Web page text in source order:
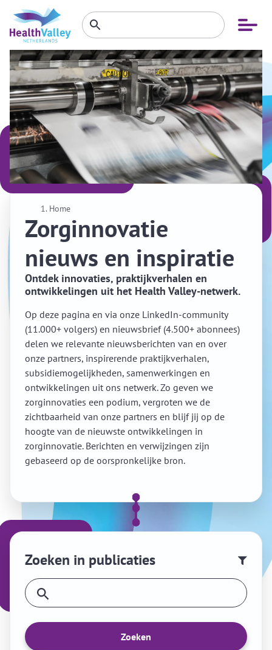
Open
menu
Zoeken
binnen
website
Zoeken
Home
Zorginnovatie
nieuws en inspiratie
Ontdek innovaties, praktijkverhalen en
ontwikkelingen uit het Health Valley-netwerk.
Op deze pagina en via onze LinkedIn-community
(11.000+ volgers) en nieuwsbrief (4.500+ abonnees)
delen we relevante nieuwsberichten van en over
onze partners, inspirerende praktijkverhalen,
subsidiemogelijkheden, samenwerkingen en
ontwikkelingen uit ons netwerk. Zo geven we
zorginnovaties een podium, vergroten we de
zichtbaarheid van onze partners en blijf jij op de
hoogte van de nieuwste ontwikkelingen in
zorginnovatie. Berichten en verwijzingen zijn
gebaseerd op de oorspronkelijke bron.
Zoeken in publicaties
Zoeken